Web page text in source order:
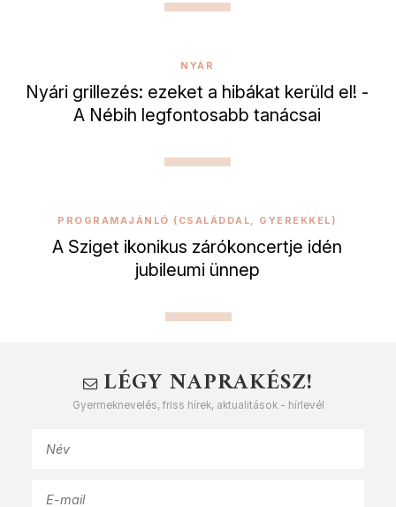
NYÁR
Nyári grillezés: ezeket a hibákat kerüld el! -
A Nébih legfontosabb tanácsai
PROGRAMAJÁNLÓ (CSALÁDDAL, GYEREKKEL)
A Sziget ikonikus zárókoncertje idén
jubileumi ünnep
LÉGY NAPRAKÉSZ!
Gyermeknevelés, friss hírek, aktualitások - hírlevél